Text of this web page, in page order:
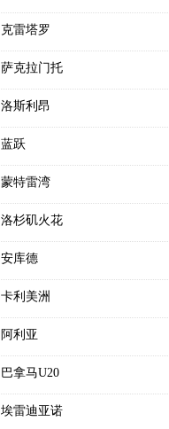
克雷塔罗
萨克拉门托
洛斯利昂
蓝跃
蒙特雷湾
洛杉矶火花
安库德
卡利美洲
阿利亚
巴拿马U20
埃雷迪亚诺